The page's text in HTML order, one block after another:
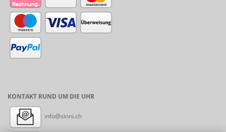
KONTAKT RUND UM DIE UHR
info@sinni.ch